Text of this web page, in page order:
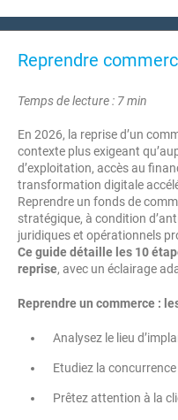
Reprendre
Temps de lecture : 7 min
En 2026, la reprise d’un
contexte plus exigeant
d’exploitation, accès au
transformation digitale
Reprendre un fonds de
stratégique, à condition
juridiques et opérationnels
Ce guide détaille les 10
reprise, avec un éclairage
Reprendre un commerce :
Analysez le lieu
Etudiez la concurrence
Prêtez attention à la